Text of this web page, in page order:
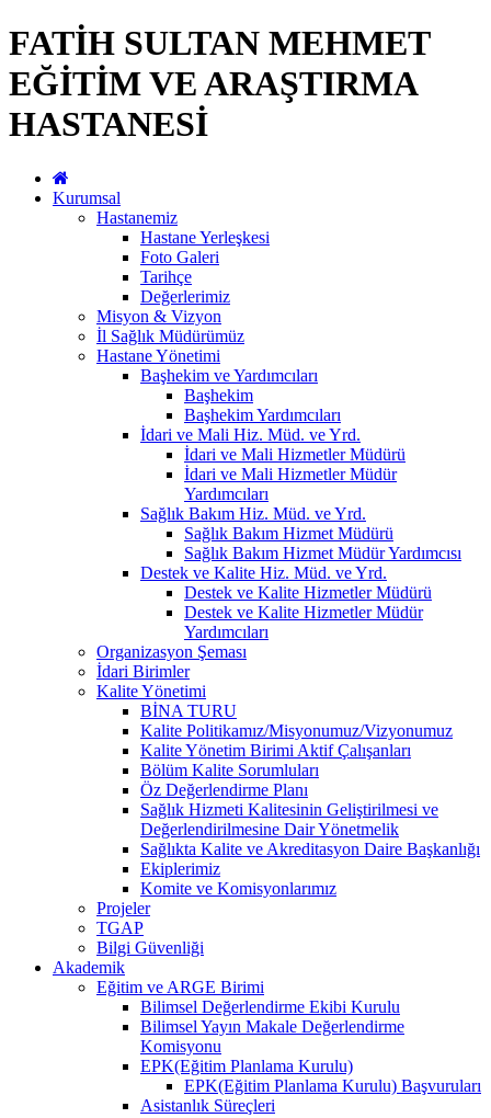
FATİH SULTAN MEHMET
EĞİTİM VE ARAŞTIRMA
HASTANESİ
Kurumsal
Hastanemiz
Hastane Yerleşkesi
Foto Galeri
Tarihçe
Değerlerimiz
Misyon & Vizyon
İl Sağlık Müdürümüz
Hastane Yönetimi
Başhekim ve Yardımcıları
Başhekim
Başhekim Yardımcıları
İdari ve Mali Hiz. Müd. ve Yrd.
İdari ve Mali Hizmetler Müdürü
İdari ve Mali Hizmetler Müdür
Yardımcıları
Sağlık Bakım Hiz. Müd. ve Yrd.
Sağlık Bakım Hizmet Müdürü
Sağlık Bakım Hizmet Müdür Yardımcısı
Destek ve Kalite Hiz. Müd. ve Yrd.
Destek ve Kalite Hizmetler Müdürü
Destek ve Kalite Hizmetler Müdür
Yardımcıları
Organizasyon Şeması
İdari Birimler
Kalite Yönetimi
BİNA TURU
Kalite Politikamız/Misyonumuz/Vizyonumuz
Kalite Yönetim Birimi Aktif Çalışanları
Bölüm Kalite Sorumluları
Öz Değerlendirme Planı
Sağlık Hizmeti Kalitesinin Geliştirilmesi ve
Değerlendirilmesine Dair Yönetmelik
Sağlıkta Kalite ve Akreditasyon Daire Başkanlığı
Ekiplerimiz
Komite ve Komisyonlarımız
Projeler
TGAP
Bilgi Güvenliği
Akademik
Eğitim ve ARGE Birimi
Bilimsel Değerlendirme Ekibi Kurulu
Bilimsel Yayın Makale Değerlendirme
Komisyonu
EPK(Eğitim Planlama Kurulu)
EPK(Eğitim Planlama Kurulu) Başvuruları
Asistanlık Süreçleri